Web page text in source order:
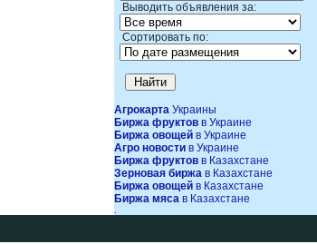
Выводить объявления за:
Сортировать по:
Агрокарта Украины
Биржа фруктов в Украине
Биржа овощей в Украине
Агро новости в Украине
Биржа фруктов в Казахстане
Зерновая биржа в Казахстане
Биржа овощей в Казахстане
Биржа мяса в Казахстане